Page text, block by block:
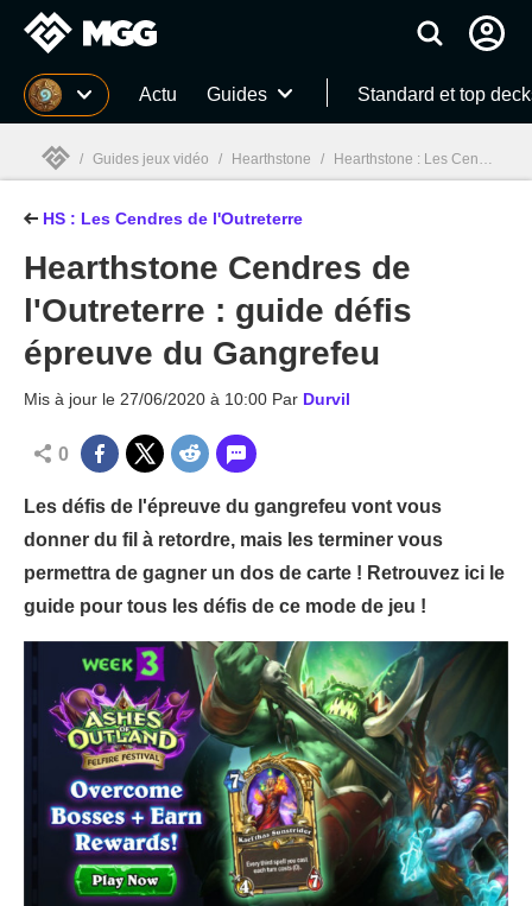
MGG Actu Guides Standard et top
MGG
/ Guides jeux vidéo / Hearthstone / Hearthstone : Les Cendres de l'Outreterre (Ashes of Outland)
HS : Les Cendres de l'Outreterre
Hearthstone Cendres de
l'Outreterre : guide défis
épreuve du Gangrefeu
Mis à jour le 27/06/2020 à 10:00 Par Durvil
0
Les défis de l'épreuve du gangrefeu vont vous
donner du fil à retordre, mais les terminer vous
permettra de gagner un dos de carte ! Retrouvez ici le
guide pour tous les défis de ce mode de jeu !